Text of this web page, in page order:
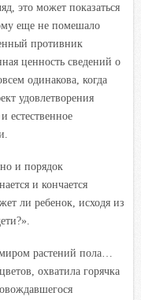
это может показаться
еще не помешало
противник
ценность сведений о
одинакова, когда
удовлетворения
естественное
и порядок
и кончается
ли ребенок, исходя из
растений пола…
охватила горячка